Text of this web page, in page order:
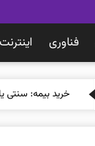
فناوری اينترنت
خ